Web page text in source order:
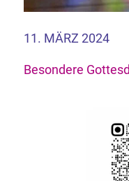
11. MÄRZ 2024
Besondere